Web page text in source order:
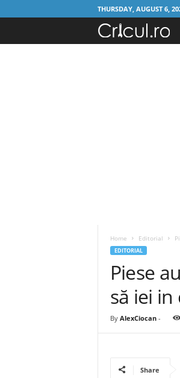
THURSDAY, AUGUST 6,
Home Editorial
EDITORIAL
Piese
să iei
By AlexCiocan-
Share